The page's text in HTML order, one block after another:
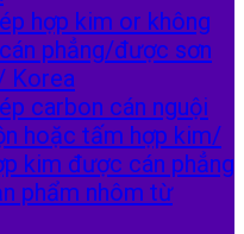
hợp kim or không
phẳng/được sơn
Korea
carbon cán nguội
hoặc tấm hợp kim/
kim được cán phẳng
phẩm nhôm từ